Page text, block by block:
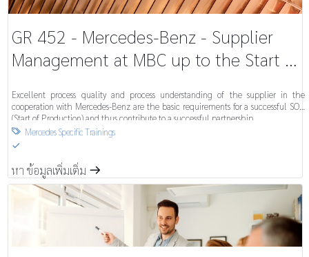
GR 452 - Mercedes-Benz - Supplier
Management at MBC up to the Start of
Excellent process quality and process understanding of the supplier in the
cooperation with Mercedes-Benz are the basic requirements for a successful SOP
(Start of Production) and thus contribute to a successful partnership.
 Mercedes Specific Trainings
S
หา ข้อมูลเพิ่มเติ่ม m